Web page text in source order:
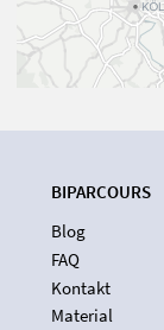
BIPARCOURS
Blog
FAQ
Kontakt
Material